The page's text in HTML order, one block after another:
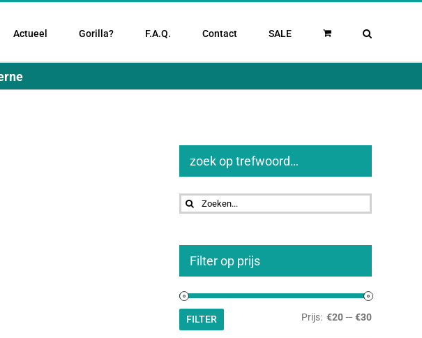
Actueel Gorilla? F.A.Q. Contact SALE
zoek op trefwoord…
Zoeken
naar:
Filter op prijs
Min.
Max.
FILTER Prijs: €20 — €30